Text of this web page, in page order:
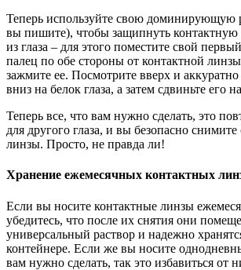
Теперь используйте свою доминирующую
вы пишите), чтобы защипнуть контактную
из глаза – для этого поместите свой
палец по обе стороны от контактной
зажмите ее. Посмотрите вверх и
вниз на белок глаза, а затем сдвиньте его
Теперь все, что вам нужно сделать, это
для другого глаза, и вы безопасно
линзы. Просто, не правда ли!
Хранение ежемесячных контактных
Если вы носите контактные линзы
убедитесь, что после их снятия они
универсальный раствор и надежно
контейнере. Если же вы носите
вам нужно сделать, так это избавиться от